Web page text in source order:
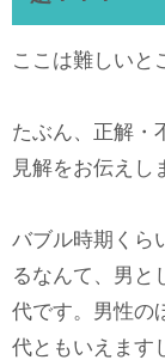
ここは難しいと
たぶん、正解・
見解をお伝えし
バブル時期くら
るなんて、男と
代です。男性の
代ともいえます